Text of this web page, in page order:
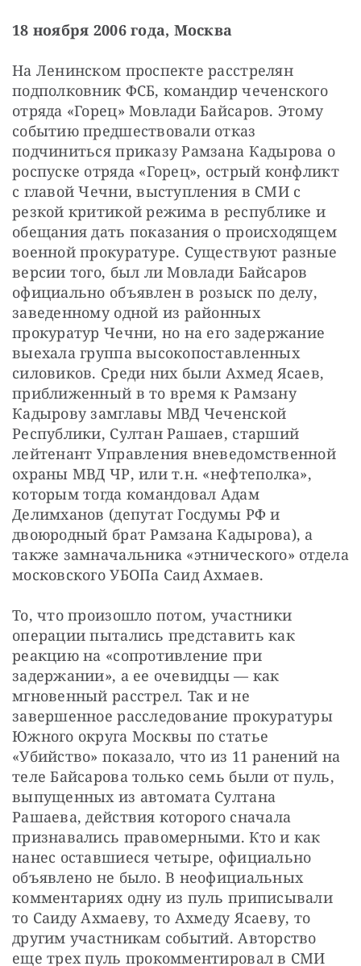
18 ноября 2006 года, Москва
На Ленинском проспекте расстрелян
подполковник ФСБ, командир чеченского
отряда «Горец» Мовлади Байсаров. Этому
событию предшествовали отказ
подчиниться приказу Рамзана Кадырова о
роспуске отряда «Горец», острый конфликт
с главой Чечни, выступления в СМИ с
резкой критикой режима в республике и
обещания дать показания о происходящем
военной прокуратуре. Существуют разные
версии того, был ли Мовлади Байсаров
официально объявлен в розыск по делу,
заведенному одной из районных
прокуратур Чечни, но на его задержание
выехала группа высокопоставленных
силовиков. Среди них были Ахмед Ясаев,
приближенный в то время к Рамзану
Кадырову замглавы МВД Чеченской
Республики, Султан Рашаев, старший
лейтенант Управления вневедомственной
охраны МВД ЧР, или т.н. «нефтеполка»,
которым тогда командовал Адам
Делимханов (депутат Госдумы РФ и
двоюродный брат Рамзана Кадырова), а
также замначальника «этнического» отдела
московского УБОПа Саид Ахмаев.
То, что произошло потом, участники
операции пытались представить как
реакцию на «сопротивление при
задержании», а ее очевидцы — как
мгновенный расстрел. Так и не
завершенное расследование прокуратуры
Южного округа Москвы по статье
«Убийство» показало, что из 11 ранений на
теле Байсарова только семь были от пуль,
выпущенных из автомата Султана
Рашаева, действия которого сначала
признавались правомерными. Кто и как
нанес оставшиеся четыре, официально
объявлено не было. В неофициальных
комментариях одну из пуль приписывали
то Саиду Ахмаеву, то Ахмеду Ясаеву, то
другим участникам событий. Авторство
еще трех пуль прокомментировал в СМИ